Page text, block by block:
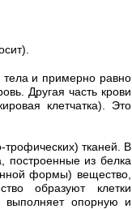
тела и примерно равно
Другая часть крови
клетчатка). Это
трофических) тканей. В
построенные из белка
формы) вещество,
образуют клетки
выполняет опорную и